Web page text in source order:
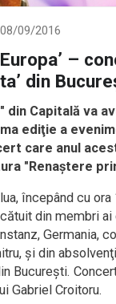
09/2016
–
din
din Capitală va
ediţie a
care anul
"Renaştere
începând cu ora
din membri
Germania,
și din
Bucureşti.
Gabriel Croitoru.